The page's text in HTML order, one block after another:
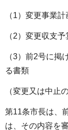
（1）変更事業計
（2）変更収支予
（3）前2号に掲
る書類
（変更又は中止
第11条市長は、
は、その内容を